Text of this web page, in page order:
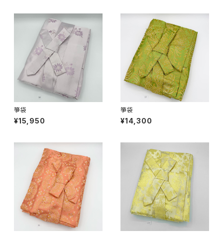
箏袋
¥15,950
箏袋
¥14,300